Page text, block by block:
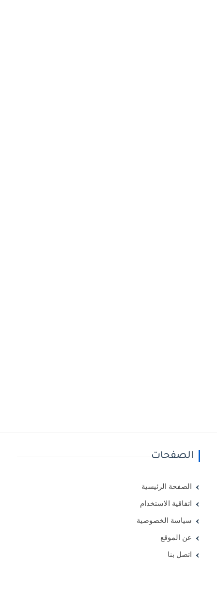
الصفحات
الصفحة الرئيسية
اتفاقية الاستخدام
سياسة الخصوصية
عن الموقع
اتصل بنا